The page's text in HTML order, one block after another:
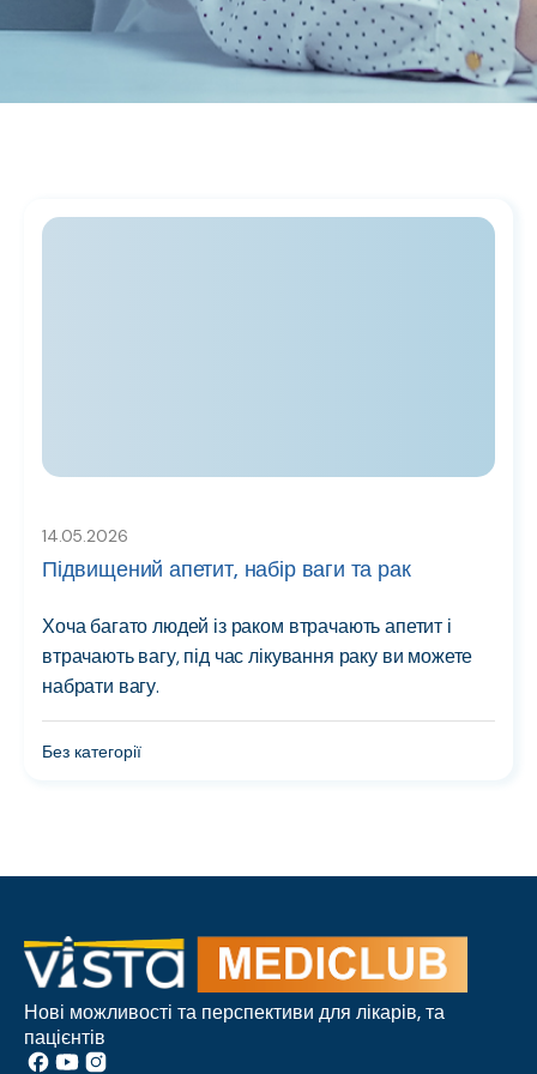
14.05.2026
Підвищений апетит, набір ваги та рак
Хоча багато людей із раком втрачають апетит і
втрачають вагу, під час лікування раку ви можете
набрати вагу.
Без категорії
Нові можливості та перспективи для лікарів, та
пацієнтів